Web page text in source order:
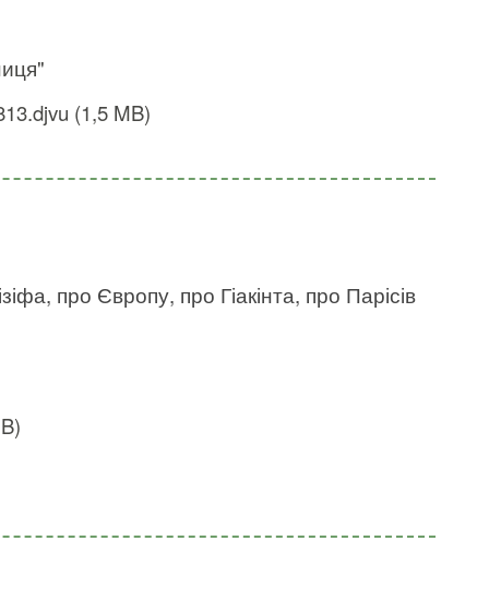
(1,5 MB)
про Європу, про Гіакінта, про Парісів